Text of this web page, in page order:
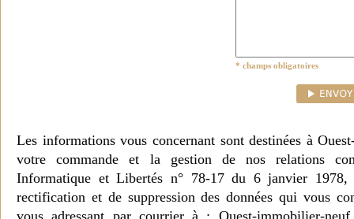
* champs obligatoires
Les informations vous concernant sont destinées à
votre commande et la gestion de nos relations
Informatique et Libertés n° 78-17 du 6 janvier 1978,
rectification et de suppression des données qui vous